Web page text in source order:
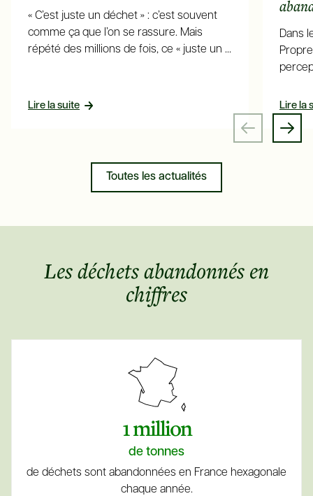
« C’est juste un déchet » : c’est souvent
comme ça que l’on se rassure. Mais
répété des millions de fois, ce « juste un »
Lire la suite
Dans
Avec
est
Lire la
Toutes les actualités
Les déchets abandonnés en
chiffres
1 million
de tonnes
de déchets sont abandonnées en France hexagonale
chaque année.